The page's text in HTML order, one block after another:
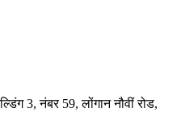
3, नंबर 59, लोंगान नौवीं रोड,